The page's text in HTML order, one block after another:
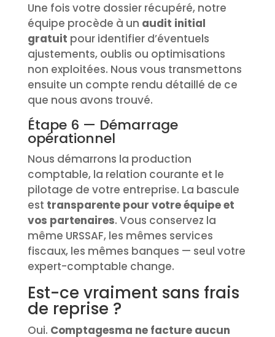
Une fois votre dossier récupéré, notre
équipe procède à un audit initial
gratuit pour identifier d’éventuels
ajustements, oublis ou optimisations
non exploitées. Nous vous transmettons
ensuite un compte rendu détaillé de ce
que nous avons trouvé.
Étape 6 — Démarrage
opérationnel
Nous démarrons la production
comptable, la relation courante et le
pilotage de votre entreprise. La bascule
est transparente pour votre équipe et
vos partenaires. Vous conservez la
même URSSAF, les mêmes services
fiscaux, les mêmes banques — seul votre
expert-comptable change.
Est-ce vraiment sans frais
de reprise ?
Oui. Comptagesma ne facture aucun